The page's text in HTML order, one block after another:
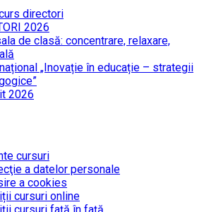
directori
2026
de clasă: concentrare, relaxare,
„Inovație în educație – strategii
2026
cursuri
a datelor personale
a cookies
cursuri online